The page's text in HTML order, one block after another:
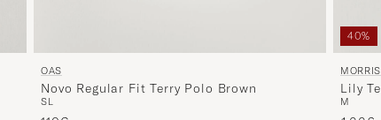
OAS
Novo Regular Fit Terry Polo Brown
SL
40%
MORRIS
Lily
M